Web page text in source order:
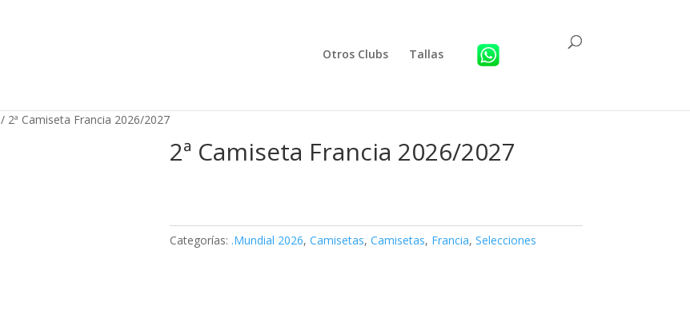
Otros Clubs Tallas
/ 2ª Camiseta Francia 2026/2027
2ª Camiseta Francia 2026/2027
Categorías: .Mundial 2026, Camisetas, Camisetas, Francia, Selecciones